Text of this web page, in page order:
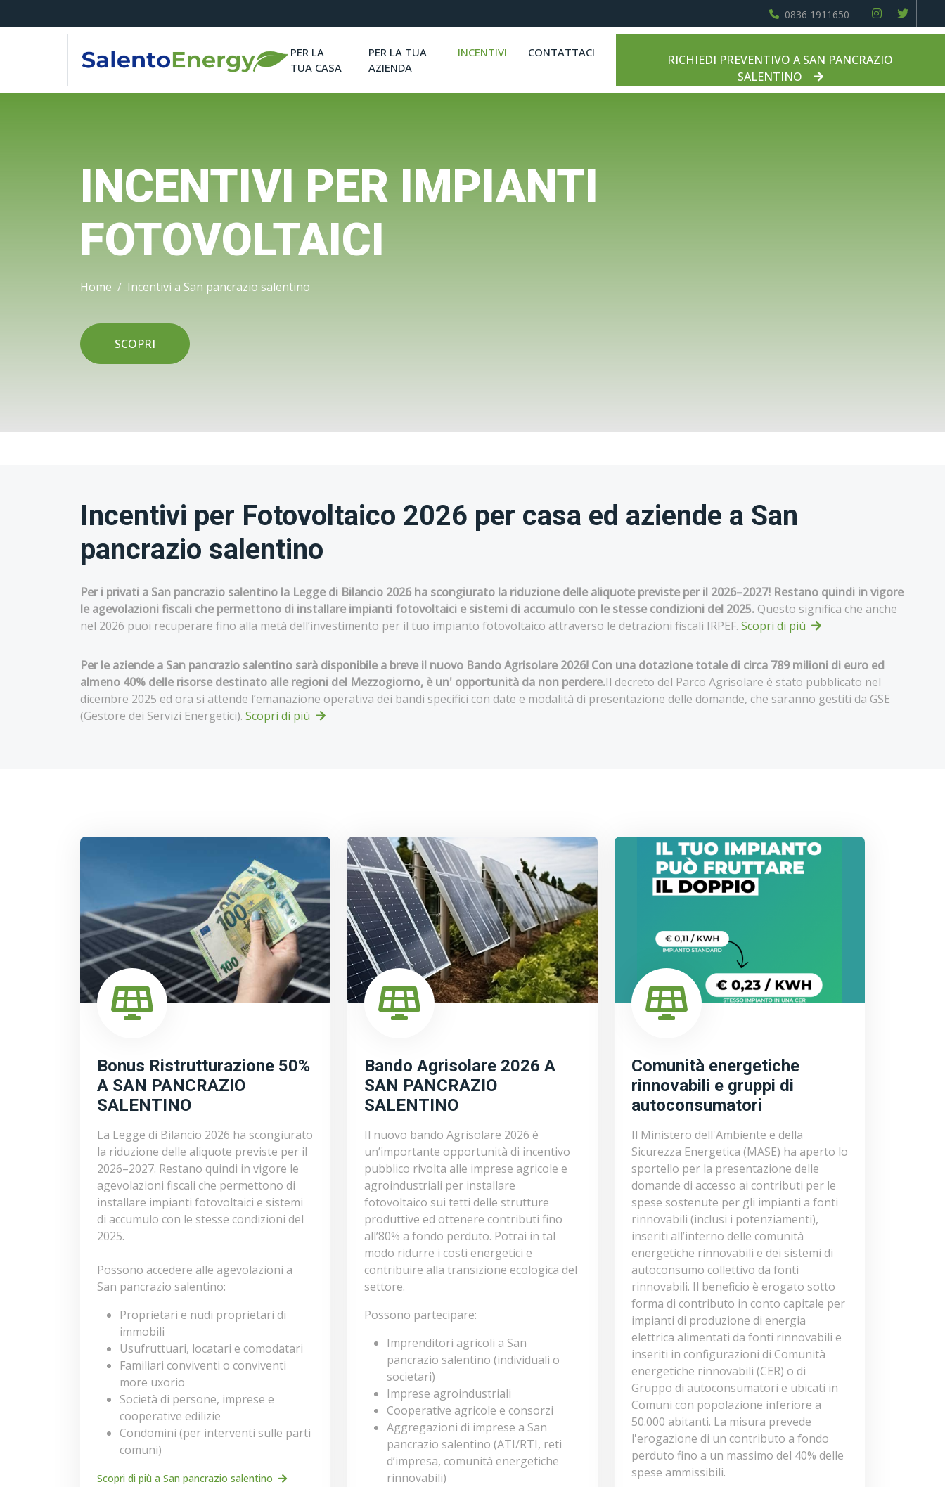
0836 1911650
PER LA
TUA CASA
PER LA TUA
AZIENDA
INCENTIVI CONTATTACI
RICHIEDI PREVENTIVO A SAN PANCRAZIO
SALENTINO
INCENTIVI PER IMPIANTI
FOTOVOLTAICI
Home Incentivi a San pancrazio salentino
SCOPRI
Incentivi per Fotovoltaico 2026 per casa ed aziende a San
pancrazio salentino
Per i privati a San pancrazio salentino la Legge di Bilancio 2026 ha scongiurato la riduzione delle aliquote previste per il 2026–2027! Restano quindi in vigore
le agevolazioni fiscali che permettono di installare impianti fotovoltaici e sistemi di accumulo con le stesse condizioni del 2025. Questo significa che anche
nel 2026 puoi recuperare fino alla metà dell’investimento per il tuo impianto fotovoltaico attraverso le detrazioni fiscali IRPEF. Scopri di più
Per le aziende a San pancrazio salentino sarà disponibile a breve il nuovo Bando Agrisolare 2026! Con una dotazione totale di circa 789 milioni di euro ed
almeno 40% delle risorse destinato alle regioni del Mezzogiorno, è un' opportunità da non perdere.Il decreto del Parco Agrisolare è stato pubblicato nel
dicembre 2025 ed ora si attende l’emanazione operativa dei bandi specifici con date e modalità di presentazione delle domande, che saranno gestiti da GSE
(Gestore dei Servizi Energetici). Scopri di più
Bonus Ristrutturazione 50%
A SAN PANCRAZIO
SALENTINO
La Legge di Bilancio 2026 ha scongiurato
la riduzione delle aliquote previste per il
2026–2027. Restano quindi in vigore le
agevolazioni fiscali che permettono di
installare impianti fotovoltaici e sistemi
di accumulo con le stesse condizioni del
2025.
Possono accedere alle agevolazioni a
San pancrazio salentino:
Proprietari e nudi proprietari di
immobili
Usufruttuari, locatari e comodatari
Familiari conviventi o conviventi
more uxorio
Società di persone, imprese e
cooperative edilizie
Condomini (per interventi sulle parti
comuni)
Scopri di più a San pancrazio salentino
Bando Agrisolare 2026 A
SAN PANCRAZIO
SALENTINO
Il nuovo bando Agrisolare 2026 è
un’importante opportunità di incentivo
pubblico rivolta alle imprese agricole e
agroindustriali per installare
fotovoltaico sui tetti delle strutture
produttive ed ottenere contributi fino
all’80% a fondo perduto. Potrai in tal
modo ridurre i costi energetici e
contribuire alla transizione ecologica del
settore.
Possono partecipare:
Imprenditori agricoli a San
pancrazio salentino (individuali o
societari)
Imprese agroindustriali
Cooperative agricole e consorzi
Aggregazioni di imprese a San
pancrazio salentino (ATI/RTI, reti
d’impresa, comunità energetiche
rinnovabili)
Comunità energetiche
rinnovabili e gruppi di
autoconsumatori
Il Ministero dell'Ambiente e della
Sicurezza Energetica (MASE) ha aperto lo
sportello per la presentazione delle
domande di accesso ai contributi per le
spese sostenute per gli impianti a fonti
rinnovabili (inclusi i potenziamenti),
inseriti all’interno delle comunità
energetiche rinnovabili e dei sistemi di
autoconsumo collettivo da fonti
rinnovabili. Il beneficio è erogato sotto
forma di contributo in conto capitale per
impianti di produzione di energia
elettrica alimentati da fonti rinnovabili e
inseriti in configurazioni di Comunità
energetiche rinnovabili (CER) o di
Gruppo di autoconsumatori e ubicati in
Comuni con popolazione inferiore a
50.000 abitanti. La misura prevede
l'erogazione di un contributo a fondo
perduto fino a un massimo del 40% delle
spese ammissibili.